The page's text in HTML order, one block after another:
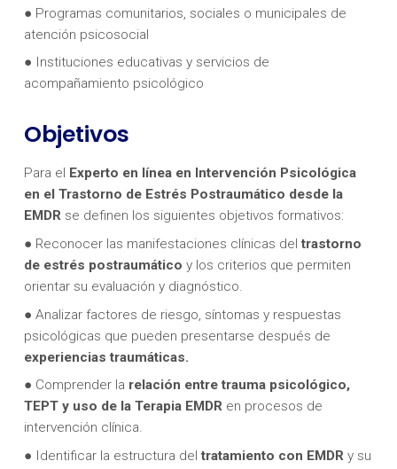
● Programas comunitarios, sociales o municipales de
atención psicosocial
● Instituciones educativas y servicios de
acompañamiento psicológico
Objetivos
Para el Experto en línea en Intervención Psicológica
en el Trastorno de Estrés Postraumático desde la
EMDRse definen los siguientes objetivos formativos:
● Reconocer las manifestaciones clínicas deltrastorno
de estrés postraumático y los criterios que permiten
orientar su evaluación y diagnóstico.
● Analizar factores de riesgo, síntomas y respuestas
psicológicas que pueden presentarse después de
experiencias traumáticas.
● Comprender la relación entre trauma psicológico,
TEPT y uso de la Terapia EMDR en procesos de
intervención clínica.
● Identificar la estructura del tratamiento con EMDR y su